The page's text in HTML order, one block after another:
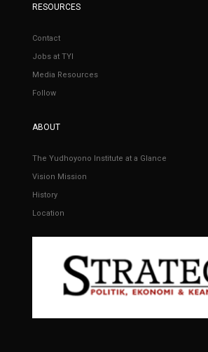
RESOURCES
Contact
Jobs at TYI
Media Resources
Follow
ABOUT
The Yudhoyono Institute at a Glance
Vision Mission
History
Location